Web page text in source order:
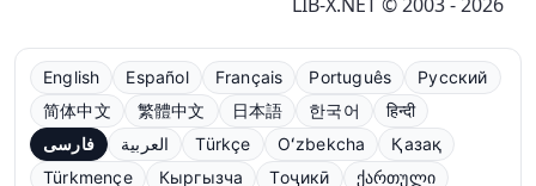
English Español Français Português
Русский
简体中文
繁體中文 日本語 한국어
हिन्दी
فارسی
العربية Türkçe Oʻzbekcha
Қазақ
Türkmençe
Кыргызча Тоҷикӣ ქართული